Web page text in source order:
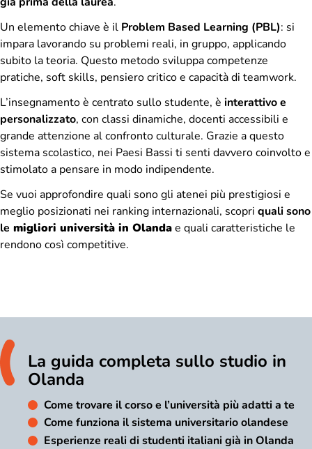
Un elemento chiave è il Problem Based Learning (PBL): si
impara lavorando su problemi reali, in gruppo, applicando
subito la teoria. Questo metodo sviluppa competenze
pratiche, soft skills, pensiero critico e capacità di teamwork.
L’insegnamento è centrato sullo studente, è interattivo e
personalizzato, con classi dinamiche, docenti accessibili e
grande attenzione al confronto culturale. Grazie a questo
sistema scolastico, nei Paesi Bassi ti senti davvero coinvolto e
stimolato a pensare in modo indipendente.
Se vuoi approfondire quali sono gli atenei più prestigiosi e
meglio posizionati nei ranking internazionali, scopri quali sono
le migliori università in Olandae quali caratteristiche le
rendono così competitive.
La guida completa sullo studio in
Olanda
Come trovare il corso e l’università più adatti a te
Come funziona il sistema universitario olandese
Esperienze reali di studenti italiani già in Olanda